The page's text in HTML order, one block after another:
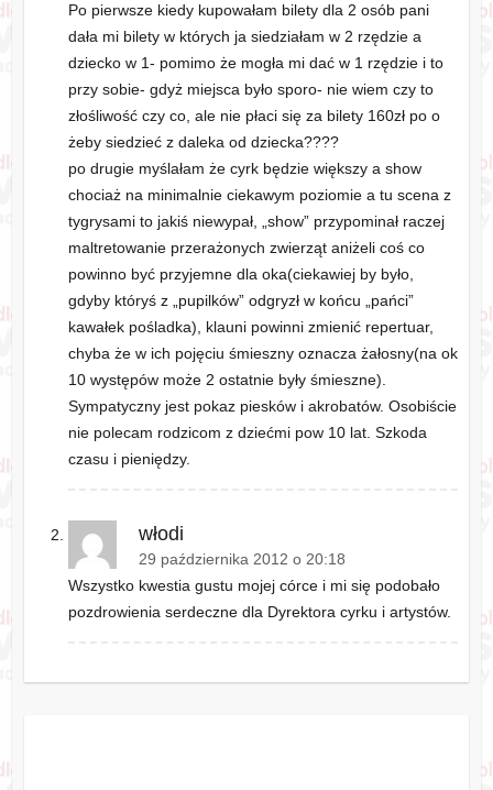
Po pierwsze kiedy kupowałam bilety dla 2 osób pani
dała mi bilety w których ja siedziałam w 2 rzędzie a
dziecko w 1- pomimo że mogła mi dać w 1 rzędzie i to
przy sobie- gdyż miejsca było sporo- nie wiem czy to
złośliwość czy co, ale nie płaci się za bilety 160zł po o
żeby siedzieć z daleka od dziecka????
po drugie myślałam że cyrk będzie większy a show
chociaż na minimalnie ciekawym poziomie a tu scena z
tygrysami to jakiś niewypał, „show” przypominał raczej
maltretowanie przerażonych zwierząt aniżeli coś co
powinno być przyjemne dla oka(ciekawiej by było,
gdyby któryś z „pupilków” odgryzł w końcu „pańci”
kawałek pośladka), klauni powinni zmienić repertuar,
chyba że w ich pojęciu śmieszny oznacza żałosny(na ok
10 występów może 2 ostatnie były śmieszne).
Sympatyczny jest pokaz piesków i akrobatów. Osobiście
nie polecam rodzicom z dziećmi pow 10 lat. Szkoda
czasu i pieniędzy.
włodi
29 października 2012 o 20:18
Wszystko kwestia gustu mojej córce i mi się podobało
pozdrowienia serdeczne dla Dyrektora cyrku i artystów.